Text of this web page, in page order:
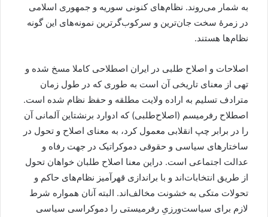
به شمار می‌روند. نظام‌های کنونی سوریه و جمهوری اسلامی
در زمرۀ سخت جان‌ترین و سرکوب‌گرترین نمونه‌های این گونه
نظام‌ها هستند.
اصلاحات و اصلاح طلبی در ایران اصطلاحی کاملا مسخ شده و
تهی از معنای تاریخی آن است به طوری که در طول زمان
مترادف تسلیم به اراده ولایت مطلقه و حفظ نظام شده است.
اصطلاح رفرمیسم (اصلاح‌طلبی) که ادوارد برنشتاین آلمانی آن
را در برابر چپ انقلابی معمول کرد، به معنای اصلاح و تحول در
ساختارهای سیاسی و حقوقی دموکراتیک در جهت رفاه و
عدالت اجتماعی است. دراین معنا اصلاح طلبان خواهان تحول
از طریق انتخابات‌اند و با براندازی قهرآمیز نظام‌های حاکم و
تحولات متکی به خشونت مخالف‌اند. البته آنان همواره شرط
لازم برای سیاست‌ورزیِ رفرمیستی را دموکراسی سیاسی